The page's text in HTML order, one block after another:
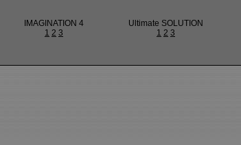
IMAGINATION 4
1 2 3
Ultimate SOLUTION
1 2 3